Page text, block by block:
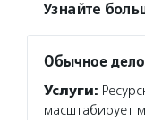
Узнайте
Обычное дело
Услуги:
масштабирует